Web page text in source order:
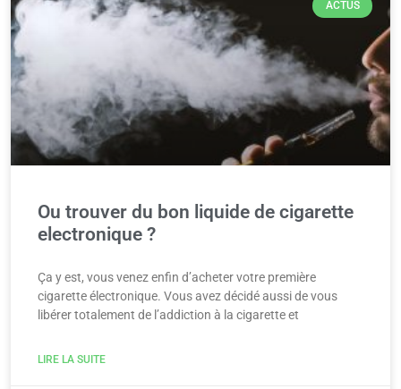
ACTUS
Ou trouver du bon liquide de cigarette
electronique ?
Ça y est, vous venez enfin d’acheter votre première
cigarette électronique. Vous avez décidé aussi de vous
libérer totalement de l’addiction à la cigarette et
LIRE LA SUITE